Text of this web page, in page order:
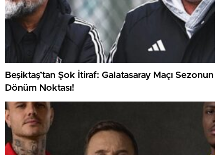
Beşiktaş’tan Şok İtiraf: Galatasaray Maçı Sezonun
Dönüm Noktası!